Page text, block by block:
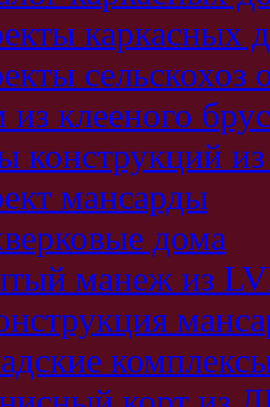
каркасных
сельскохоз
клееного
конструкций
мансарды
дома
манеж из